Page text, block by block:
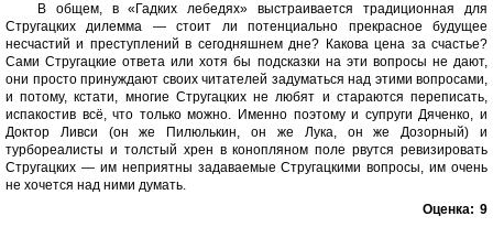
В общем, в «Гадких лебедях» выстраивается традиционная для
Стругацких дилемма — стоит ли потенциально прекрасное будущее
несчастий и преступлений в сегодняшнем дне? Какова цена за счастье?
Сами Стругацкие ответа или хотя бы подсказки на эти вопросы не дают,
они просто принуждают своих читателей задуматься над этими вопросами,
и потому, кстати, многие Стругацких не любят и стараются переписать,
испакостив всё, что только можно. Именно поэтому и супруги Дяченко, и
Доктор Ливси (он же Пилюлькин, он же Лука, он же Дозорный) и
турбореалисты и толстый хрен в конопляном поле рвутся ревизировать
Стругацких — им неприятны задаваемые Стругацкими вопросы, им очень
не хочется над ними думать.
Оценка: 9